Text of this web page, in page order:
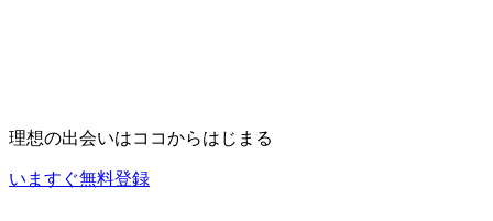
理想の出会いはココからはじまる
いますぐ無料登録